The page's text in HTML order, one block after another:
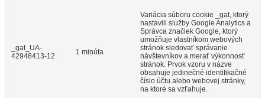
_gat_UA-
42948413-12
1 minúta
Variácia súboru cookie _gat, ktorý
nastavili služby Google Analytics a
Správca značiek Google, ktorý
umožňuje vlastníkom webových
stránok sledovať správanie
návštevníkov a merať výkonnosť
stránok. Prvok vzoru v názve
obsahuje jedinečné identifikačné
číslo účtu alebo webovej stránky,
na ktoré sa vzťahuje.